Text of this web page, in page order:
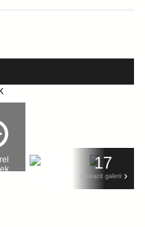
17
zobrazit galerii